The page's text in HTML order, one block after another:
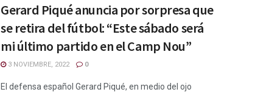
Gerard Piqué anuncia por sorpresa que
se retira del fútbol: “Este sábado será
mi último partido en el Camp Nou”
3 NOVIEMBRE, 2022 0
El defensa español Gerard Piqué, en medio del ojo